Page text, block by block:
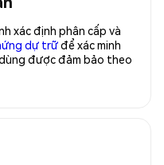
xác định phân cấp và
dự trữđể xác minh
được đảm bảo theo